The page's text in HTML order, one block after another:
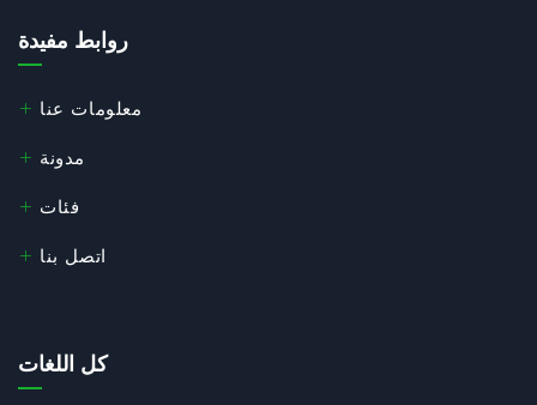
روابط مفيدة
معلومات عنا
مدونة
فئات
اتصل بنا
كل اللغات